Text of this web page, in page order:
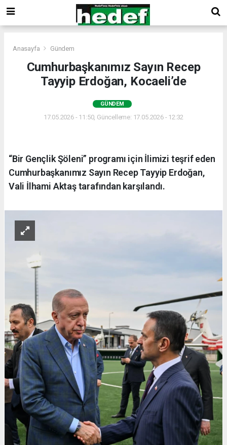
Anasayfa Gündem
Cumhurbaşkanımız Sayın Recep
Tayyip Erdoğan, Kocaeli’de
GÜNDEM
17.05.2026 - 11:50, Güncelleme: 17.05.2026 - 12:32
“Bir Gençlik Şöleni” programı için İlimizi teşrif eden
Cumhurbaşkanımız Sayın Recep Tayyip Erdoğan,
Vali İlhami Aktaş tarafından karşılandı.